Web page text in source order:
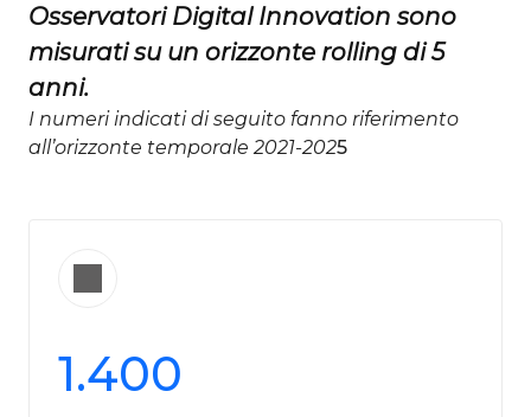
Osservatori Digital Innovation sono
misurati su un orizzonte rolling di 5
anni.
I numeri indicati di seguito fanno riferimento
all’orizzonte temporale 2021-2025​
1.400